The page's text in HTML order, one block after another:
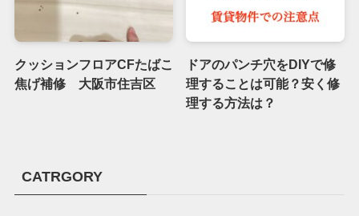
クッションフロアCFたばこ
焦げ補修 大阪市住吉区
ドアのパンチ穴をDIYで修
理することは可能？安く修
理する方法は？
CATRGORY